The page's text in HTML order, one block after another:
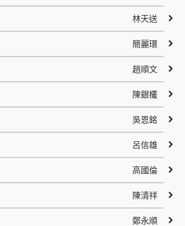
林天送
簡麗環
趙順文
陳銀欉
吳恩銘
呂信雄
高國倫
陳清祥
鄭永順